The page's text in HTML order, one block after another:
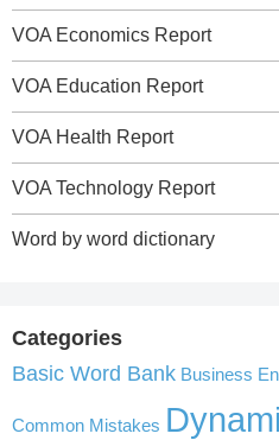
VOA Economics Report
VOA Education Report
VOA Health Report
VOA Technology Report
Word by word dictionary
Categories
Basic Word Bank Business
Common Mistakes